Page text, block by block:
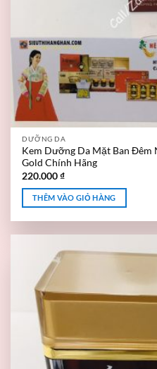
DƯỠNG DA
Kem Dưỡng Da Mặt Ban Đêm
Gold Chính Hãng
220.000₫
THÊM VÀO GIỎ HÀNG